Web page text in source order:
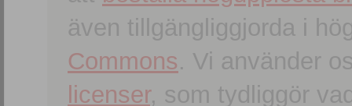
även tillgängliggjorda i
Commons. Vi använder
licenser, som tydliggör